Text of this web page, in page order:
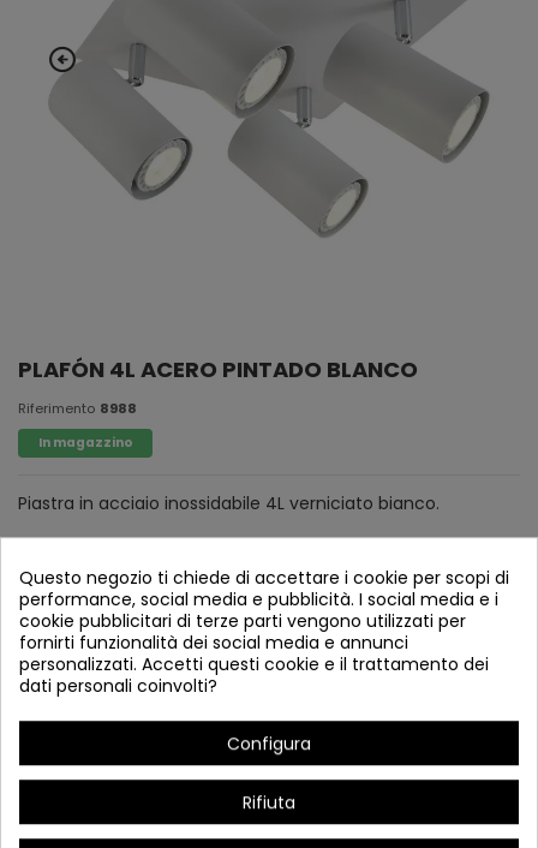
PLAFÓN 4L ACERO PINTADO BLANCO
Riferimento 8988
In magazzino
Piastra in acciaio inossidabile 4L verniciato bianco.
Questo negozio ti chiede di accettare i cookie per scopi di
performance, social media e pubblicità. I social media e i
cookie pubblicitari di terze parti vengono utilizzati per
fornirti funzionalità dei social media e annunci
personalizzati. Accetti questi cookie e il trattamento dei
dati personali coinvolti?
Configura
Rifiuta